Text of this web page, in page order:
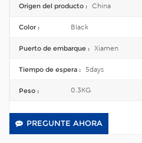
Origen del producto : China
Color : Black
Puerto de embarque : Xiamen
Tiempo de espera : 5days
Peso : 0.3KG
PREGUNTE AHORA